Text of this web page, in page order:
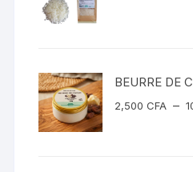
BEURRE DE
2,500CFA –